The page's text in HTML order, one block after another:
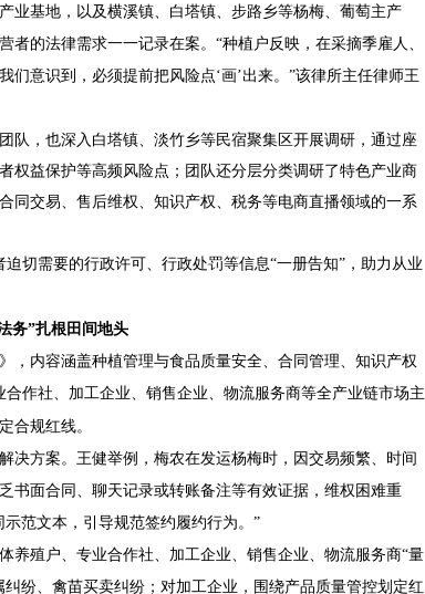
业基地，以及横溪镇、白塔镇、步路乡等杨梅、葡萄主产
的法律需求一一记录在案。“种植户反映，在采摘季雇人、
意识到，必须提前把风险点‘画’出来。”该律所主任律师王
队，也深入白塔镇、淡竹乡等民宿聚集区开展调研，通过座
权益保护等高频风险点；团队还分层分类调研了特色产业商
同交易、售后维权、知识产权、税务等电商直播领域的一系
切需要的行政许可、行政处罚等信息“一册告知”，助力从业
务”扎根田间地头
，内容涵盖种植管理与食品质量安全、合同管理、知识产权
作社、加工企业、销售企业、物流服务商等全产业链市场主
合规红线。
决方案。王健举例，梅农在发运杨梅时，因交易频繁、时间
书面合同、聊天记录或转账备注等有效证据，维权困难重
范文本，引导规范签约履约行为。”
养殖户、专业合作社、加工企业、销售企业、物流服务商“量
纷、禽苗买卖纠纷；对加工企业，围绕产品质量管控划定红